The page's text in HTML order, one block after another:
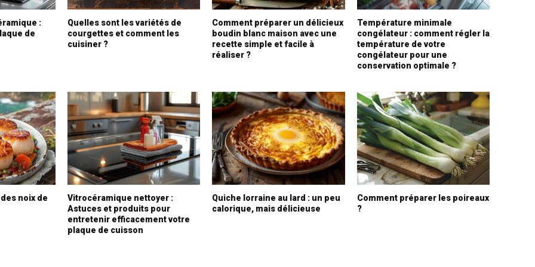
:
de
Quelles sont les variétés de
courgettes et comment les
cuisiner ?
Comment préparer un délicieux
boudin blanc maison avec une
recette simple et facile à
réaliser ?
Température minimale
congélateur : comment régler la
température de votre
congélateur pour une
conservation optimale ?
noix de
Vitrocéramique nettoyer :
Astuces et produits pour
entretenir efficacement votre
plaque de cuisson
Quiche lorraine au lard : un peu
calorique, mais délicieuse
Comment préparer les poireaux
?